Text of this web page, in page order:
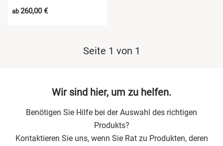
ab260,00 €
Seite 1 von 1
Wir sind hier, um zu helfen.
Benötigen Sie Hilfe bei der Auswahl des richtigen
Produkts?
Kontaktieren Sie uns, wenn Sie Rat zu Produkten, deren